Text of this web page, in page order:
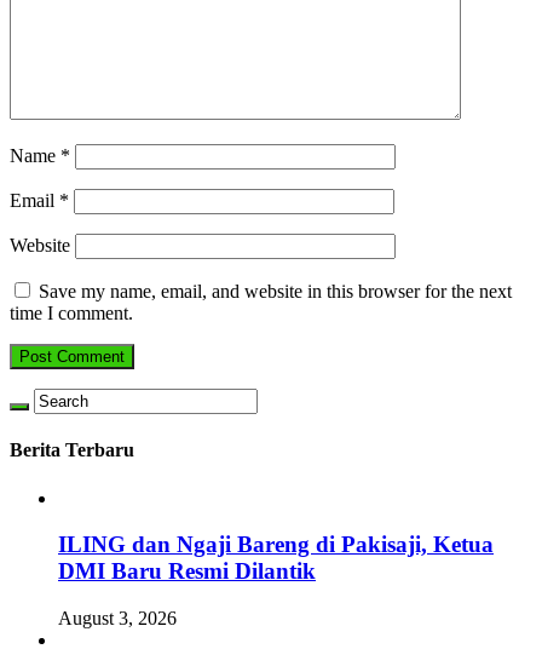
Name *
Email *
Website
Save my name, email, and website in this browser for the next
time I comment.
Berita Terbaru
ILING dan Ngaji Bareng di Pakisaji, Ketua
DMI Baru Resmi Dilantik
August 3, 2026